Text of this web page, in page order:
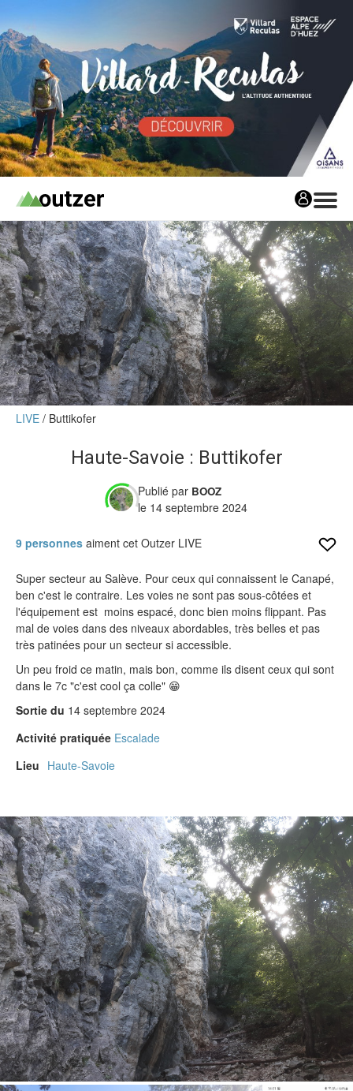
Avis matos
Les avis matos
Tests Privés
Tests Privés
Les Tests Privés
Verdict des testeurs
Actu
LIVE Buttikofer
Haute-Savoie : Buttikofer
Publié par BOOZ
le 14 septembre 2024
9 personnes aiment cet Outzer LIVE
Super secteur au Salève. Pour ceux qui connaissent le Canapé,
ben c'est le contraire. Les voies ne sont pas sous-côtées et
l'équipement est moins espacé, donc bien moins flippant. Pas
mal de voies dans des niveaux abordables, très belles et pas
très patinées pour un secteur si accessible.
Un peu froid ce matin, mais bon, comme ils disent ceux qui sont
dans le 7c "c'est cool ça colle" 😁
Sortie du 14 septembre 2024
Activité pratiquée Escalade
Lieu Haute-Savoie